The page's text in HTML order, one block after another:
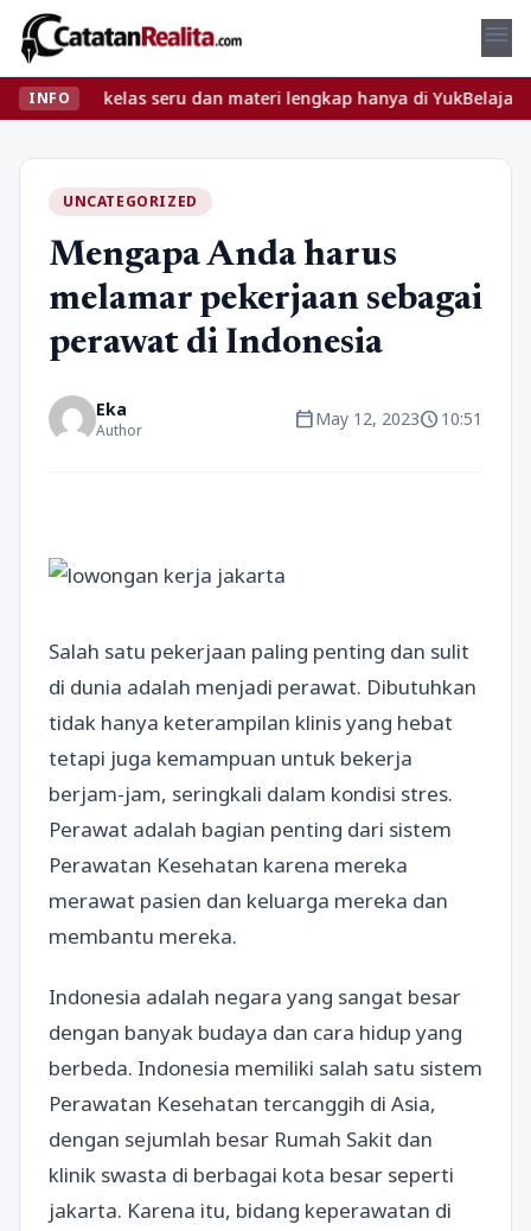
menu
INFO
kelas seru dan materi lengkap hanya di YukBelajar.com.
UNCATEGORIZED
Mengapa Anda harus
melamar pekerjaan sebagai
perawat di Indonesia
Eka
Author calendar_todayMay 12, 2023schedule10:51
Salah satu pekerjaan paling penting dan sulit
di dunia adalah menjadi perawat. Dibutuhkan
tidak hanya keterampilan klinis yang hebat
tetapi juga kemampuan untuk bekerja
berjam-jam, seringkali dalam kondisi stres.
Perawat adalah bagian penting dari sistem
Perawatan Kesehatan karena mereka
merawat pasien dan keluarga mereka dan
membantu mereka.
Indonesia adalah negara yang sangat besar
dengan banyak budaya dan cara hidup yang
berbeda. Indonesia memiliki salah satu sistem
Perawatan Kesehatan tercanggih di Asia,
dengan sejumlah besar Rumah Sakit dan
klinik swasta di berbagai kota besar seperti
jakarta. Karena itu, bidang keperawatan di